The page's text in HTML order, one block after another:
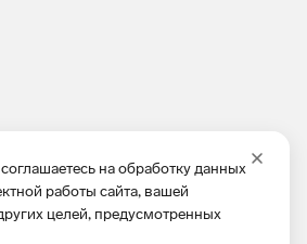
на обработку данных
работы сайта, вашей
целей, предусмотренных